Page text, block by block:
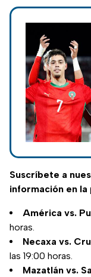
Suscríbete a
información en la
América vs.
horas.
Necaxa vs.
las 19:00 horas.
Mazatlán vs.